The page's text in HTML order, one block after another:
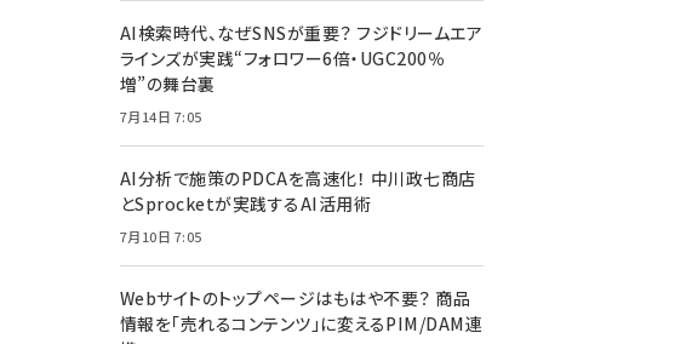
AI検索時代、なぜSNSが重要？ フジドリームエア
ラインズが実践“フォロワー6倍・UGC200％
増”の舞台裏
7月14日 7:05
AI分析で施策のPDCAを高速化！ 中川政七商店
とSprocketが実践するAI活用術
7月10日 7:05
Webサイトのトップページはもはや不要？ 商品
情報を「売れるコンテンツ」に変えるPIM/DAM連